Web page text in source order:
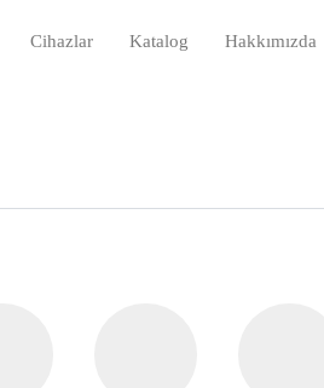
Cihazlar Katalog Hakkımızda